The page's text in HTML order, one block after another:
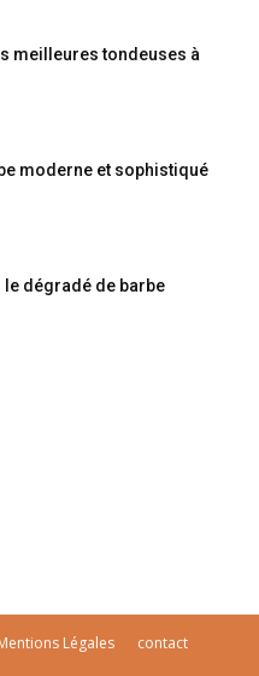
meilleures tondeuses à
moderne et sophistiqué
le dégradé de barbe
Légales contact